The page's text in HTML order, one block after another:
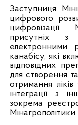
Заступниця
цифрового
присутніх з
електронними
канабісу, які
відповідних
для створення
отримання
інтеграції з
зокрема